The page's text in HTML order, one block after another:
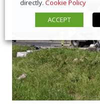
directly. Cookie Policy
ACCEPT